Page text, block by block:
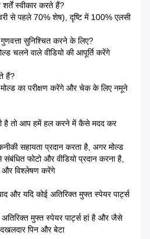
स्वीकार करते हैं?
से पहले 70% शेष), दृष्टि में 100% एलसी
सुनिश्चित करने के लिए?
चलने वाले वीडियो की आपूर्ति करेंगे
हैं?
का परीक्षण करेंगे और चेक के लिए नमूने
है तो आप हमें हल करने में कैसे मदद कर
सहायता प्रदान करता है, अगर मोल्ड
फोटो और वीडियो प्रदान करना है,
विश्लेषण करेंगे
और यदि कोई अतिरिक्त मुफ्त स्पेयर पार्ट्स
अतिरिक्त मुफ्त स्पेयर पार्ट्स हां है और जैसे
पिन और बेटा